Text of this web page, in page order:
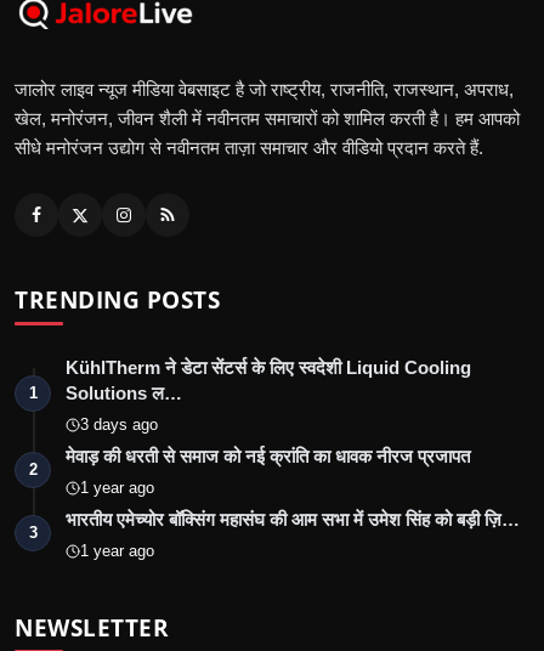
जालोर लाइव न्यूज मीडिया वेबसाइट है जो राष्ट्रीय, राजनीति, राजस्थान, अपराध,
खेल, मनोरंजन, जीवन शैली में नवीनतम समाचारों को शामिल करती है। हम आपको
सीधे मनोरंजन उद्योग से नवीनतम ताज़ा समाचार और वीडियो प्रदान करते हैं.
TRENDING POSTS
1
KühlTherm ने डेटा सेंटर्स के लिए स्वदेशी Liquid Cooling
Solutions ल…
3 days ago
2
मेवाड़ की धरती से समाज को नई क्रांति का धावक नीरज प्रजापत
1 year ago
3
भारतीय एमेच्योर बॉक्सिंग महासंघ की आम सभा में उमेश सिंह को बड़ी ज़ि…
1 year ago
NEWSLETTER